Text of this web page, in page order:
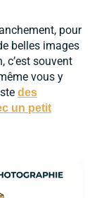
pour
belles images
c’est souvent
vous y
des
un petit